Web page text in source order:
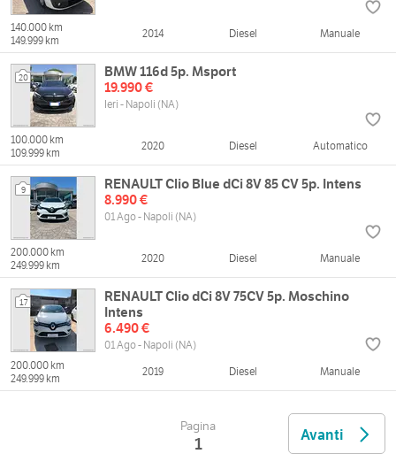
140.000 km
149.999 km
2014 Diesel Manuale
20
BMW 116d 5p. Msport
19.990 €
Ieri - Napoli (NA)
100.000 km
109.999 km
2020 Diesel Automatico
9
RENAULT Clio Blue dCi 8V 85 CV 5p. Intens
8.990 €
01 Ago - Napoli (NA)
200.000 km
249.999 km
2020 Diesel Manuale
17
RENAULT Clio dCi 8V 75CV 5p. Moschino
Intens
6.490 €
01 Ago - Napoli (NA)
200.000 km
249.999 km
2019 Diesel Manuale
Pagina
1 Avanti